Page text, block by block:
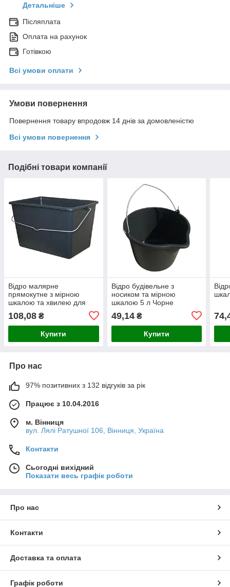
Детальніше
Післяплата
Оплата на рахунок
Готівкою
Всі умови оплати
Умови повернення
Повернення товару впродовж 14 днів за домовленістю
Всі умови повернення
Подібні товари компанії
Відро малярне
прямокутне з мірною
шкалою та хвилею для
250х200х350 мм Чорне
108,08 ₴
Купити
Відро будівельне з
носиком та мірною
шкалою 5 л Чорне
49,14₴
Купити
Про нас
97% позитивних з 132 відгуків за рік
Працює з 10.04.2016
м. Вінниця
вул. Лялі Ратушної 106, Вінниця, Україна
Контакти
Сьогодні вихідний
Показати весь графік роботи
Про нас
Контакти
Доставка та оплата
Графік роботи